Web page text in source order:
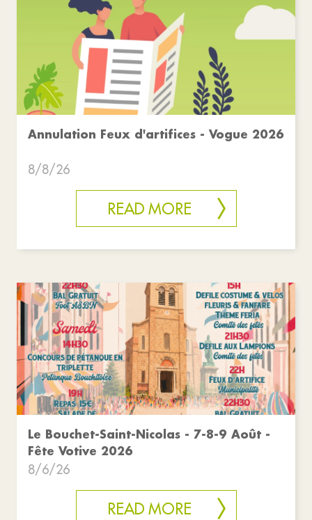
Annulation Feux d'artifices - Vogue 2026
8/8/26
READ MORE
Le Bouchet-Saint-Nicolas - 7-8-9 Août -
Fête Votive 2026
8/6/26
READ MORE